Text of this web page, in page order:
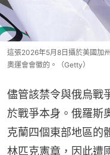
這張2026年5月8日攝於美國加
奧運會會徽的。（Getty）
儘管該禁令與俄烏戰
於戰爭本身。俄羅斯
克蘭四個東部地區的
林匹克憲章，因此遭